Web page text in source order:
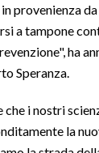
provenienza
a tampone
ha
Speranza.
che i nostri
la